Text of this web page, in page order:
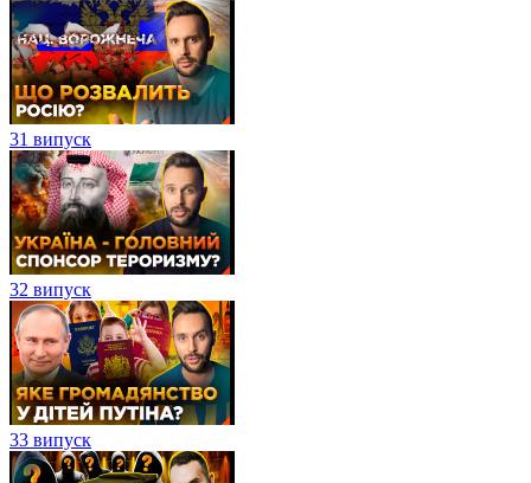
31 випуск
32 випуск
33 випуск